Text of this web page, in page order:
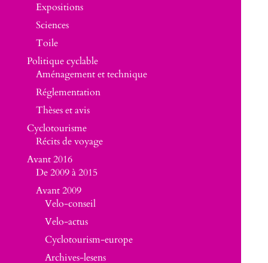
Expositions
Sciences
Toile
Politique cyclable
Aménagement et technique
Réglementation
Thèses et avis
Cyclotourisme
Récits de voyage
Avant 2016
De 2009 à 2015
Avant 2009
Velo-conseil
Velo-actus
Cyclotourism-europe
Archives-lesens